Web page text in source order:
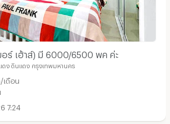
Summer House (ซัมเมอร์ เฮ้าส์) มี 6000/6500 พค ค่ะ
ดง ดินแดง กรุงเทพมหานคร
เดือน
7:24